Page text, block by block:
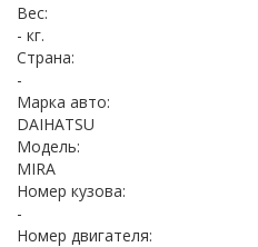
Вес:
- кг.
Страна:
-
Марка авто:
DAIHATSU
Модель:
MIRA
Номер кузова:
-
Номер двигателя: